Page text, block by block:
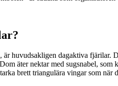
, är huvudsakligen dagaktiva fjärilar.
äter nektar med sugsnabel,
brett triangulära vingar som när